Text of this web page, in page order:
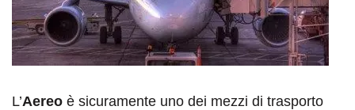
L’Aereo è sicuramente uno dei mezzi di trasporto